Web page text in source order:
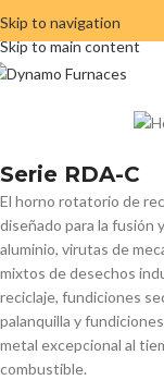
Skip to navigation
Skip to main content
Horno
Serie RDA-C
El horno rotatorio de
diseñado para la fusión
aluminio, virutas de
mixtos de desechos
reciclaje, fundiciones
palanquilla y
metal excepcional al
combustible.